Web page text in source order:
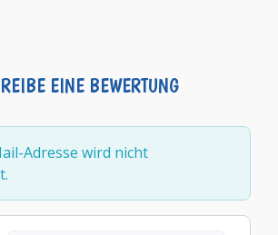
EINE BEWERTUNG
Adresse wird nicht